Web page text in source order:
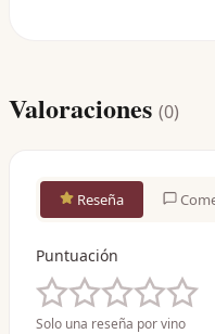
Valoraciones (0)
Reseña
Puntuación
Solo una reseña por vino